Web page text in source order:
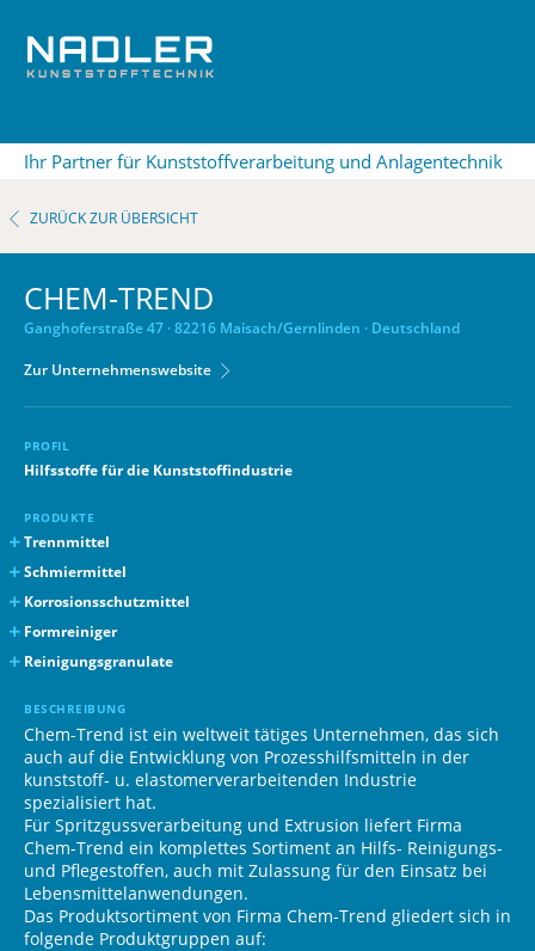
Ihr Partner für Kunststoffverarbeitung und Anlagentechnik
ZURÜCK ZUR ÜBERSICHT
CHEM-TREND
Ganghoferstraße 47 · 82216 Maisach/Gernlinden · Deutschland
Zur Unternehmenswebsite
PROFIL
Hilfsstoffe für die Kunststoffindustrie
PRODUKTE
Trennmittel
Lusin Alro
OL 141
OL 151
OL 154
LL 261
LL 301
OL 153 S
OL 201 S
Schmiermittel
Lusin Lub
PZO 152
PM 1001
Korrosionsschutzmittel
Lusin Protect
G 11
G 31 F
G 32
O 45
O 41
Formreiniger
Lusin Clean
L 51
L 101 F
Reinigungsgranulate
G 315
G 410
G 300
OH 311
1060
1100
BESCHREIBUNG
Chem-Trend ist ein weltweit tätiges Unternehmen, das sich
auch auf die Entwicklung von Prozess­hilfsmitteln in der
kunststoff- u. elastomerverarbeitenden Industrie
spezialisiert hat.
Für Spritzguss­verarbeitung und Extrusion liefert Firma
Chem-Trend ein komplettes Sortiment an Hilfs- Reinigungs-
und Pflegestoffen, auch mit Zu­lassung für den Einsatz bei
Lebensmittel­anwendungen.
Das Produkt­sortiment von Firma Chem-Trend gliedert sich in
folgende Produkt­gruppen auf: